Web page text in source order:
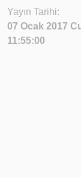
Yayın Tarihi:
07 Ocak 2017
11:55:00